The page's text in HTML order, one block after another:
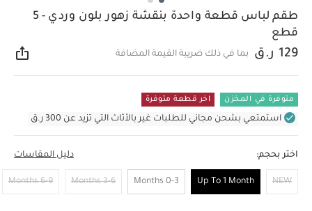
طقم لباس قطعة واحدة بنقشة زهور بلون وردي - 5
قطع
129 ر.ق بما في ذلك ضريبة القيمة المضافة
متوفرة في المخزن اخر قطعة متوفرة
استمتعي بشحن مجاني للطلبات غير بالأثاث التي تزيد عن 300 ر.ق
اختر بحجم: دليل المقاسات
NEW
Up To 1 Month
0-3 Months
3-6 Months
6-9 Months